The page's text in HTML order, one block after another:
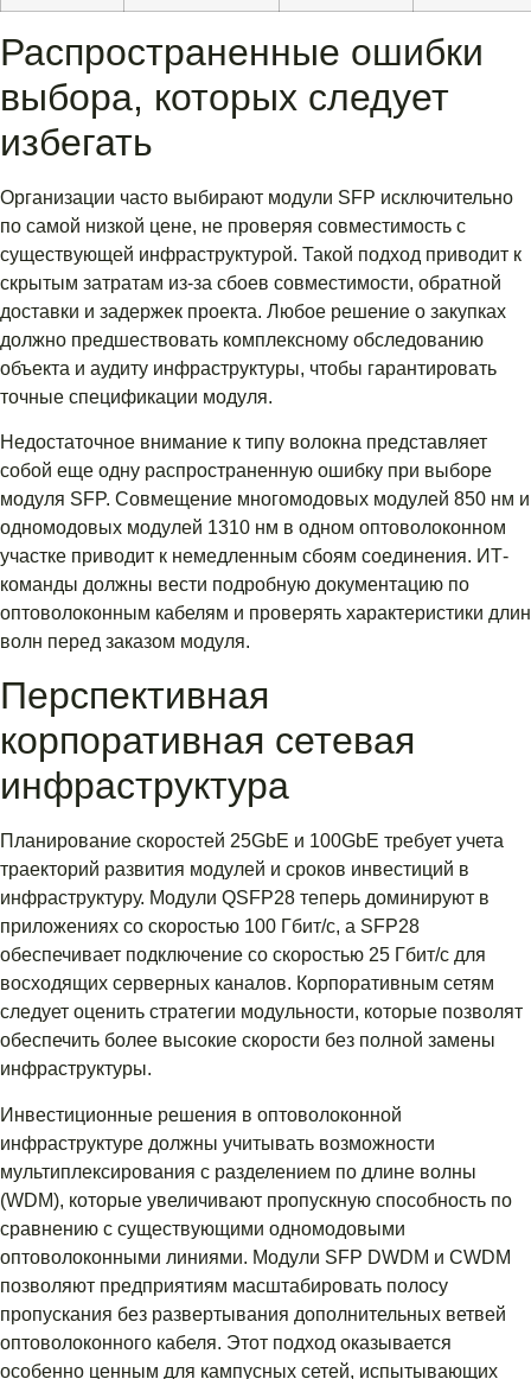
Распространенные ошибки
выбора, которых следует
избегать
Организации часто выбирают модули SFP исключительно
по самой низкой цене, не проверяя совместимость с
существующей инфраструктурой. Такой подход приводит к
скрытым затратам из-за сбоев совместимости, обратной
доставки и задержек проекта. Любое решение о закупках
должно предшествовать комплексному обследованию
объекта и аудиту инфраструктуры, чтобы гарантировать
точные спецификации модуля.
Недостаточное внимание к типу волокна представляет
собой еще одну распространенную ошибку при выборе
модуля SFP. Совмещение многомодовых модулей 850 нм и
одномодовых модулей 1310 нм в одном оптоволоконном
участке приводит к немедленным сбоям соединения. ИТ-
команды должны вести подробную документацию по
оптоволоконным кабелям и проверять характеристики длин
волн перед заказом модуля.
Перспективная
корпоративная сетевая
инфраструктура
Планирование скоростей 25GbE и 100GbE требует учета
траекторий развития модулей и сроков инвестиций в
инфраструктуру. Модули QSFP28 теперь доминируют в
приложениях со скоростью 100 Гбит/с, а SFP28
обеспечивает подключение со скоростью 25 Гбит/с для
восходящих серверных каналов. Корпоративным сетям
следует оценить стратегии модульности, которые позволят
обеспечить более высокие скорости без полной замены
инфраструктуры.
Инвестиционные решения в оптоволоконной
инфраструктуре должны учитывать возможности
мультиплексирования с разделением по длине волны
(WDM), которые увеличивают пропускную способность по
сравнению с существующими одномодовыми
оптоволоконными линиями. Модули SFP DWDM и CWDM
позволяют предприятиям масштабировать полосу
пропускания без развертывания дополнительных ветвей
оптоволоконного кабеля. Этот подход оказывается
особенно ценным для кампусных сетей, испытывающих